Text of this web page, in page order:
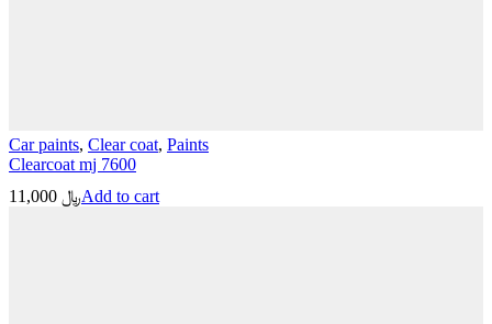
Car paints, Clear coat, Paints
Clearcoat mj 7600
﷼Add to cart